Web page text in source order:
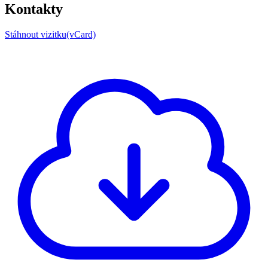
Kontakty
Stáhnout vizitku(vCard)